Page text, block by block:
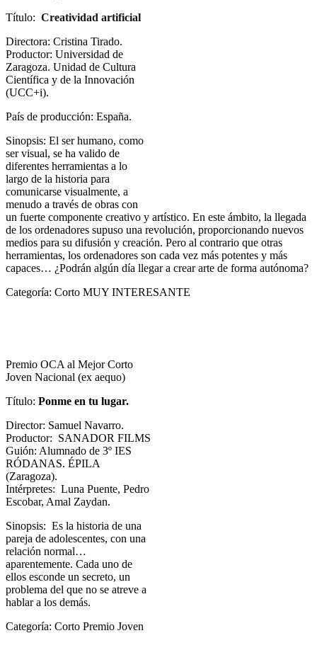
Título: Creatividad artificial
Directora: Cristina Tirado.
Productor: Universidad de
Zaragoza. Unidad de Cultura
Científica y de la Innovación
(UCC+i).
País de producción: España.
Sinopsis: El ser humano, como
ser visual, se ha valido de
diferentes herramientas a lo
largo de la historia para
comunicarse visualmente, a
menudo a través de obras con
un fuerte componente creativo y artístico. En este ámbito, la llegada
de los ordenadores supuso una revolución, proporcionando nuevos
medios para su difusión y creación. Pero al contrario que otras
herramientas, los ordenadores son cada vez más potentes y más
capaces… ¿Podrán algún día llegar a crear arte de forma autónoma?
Categoría: Corto MUY INTERESANTE
Premio OCA al Mejor Corto
Joven Nacional (ex aequo)
Título: Ponme en tu lugar.
Director: Samuel Navarro.
Productor: SANADOR FILMS
Guión: Alumnado de 3º IES
RÓDANAS. ÉPILA
(Zaragoza).
Intérpretes: Luna Puente, Pedro
Escobar, Amal Zaydan.
Sinopsis: Es la historia de una
pareja de adolescentes, con una
relación normal…
aparentemente. Cada uno de
ellos esconde un secreto, un
problema del que no se atreve a
hablar a los demás.
Categoría: Corto Premio Joven